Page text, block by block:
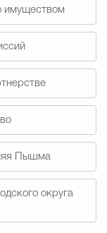
и
имуществом
Пышма
округа